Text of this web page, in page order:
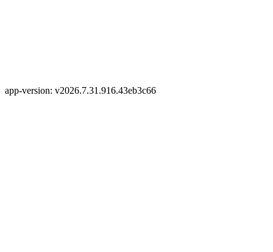
app-version: v2026.7.31.916.43eb3c66